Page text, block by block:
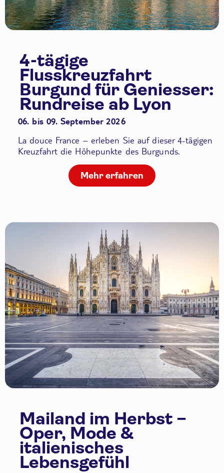
4-tägige
Flusskreuzfahrt
Burgund für Geniesser:
Rundreise ab Lyon
06. bis 09. September 2026
La douce France – erleben Sie auf dieser 4-tägigen
Kreuzfahrt die Höhepunkte des Burgunds.
Mehr erfahren
Mailand im Herbst –
Oper, Mode &
italienisches
Lebensgefühl